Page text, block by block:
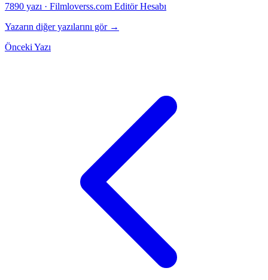
7890 yazı · Filmloverss.com Editör Hesabı
Yazarın diğer yazılarını gör →
Önceki Yazı